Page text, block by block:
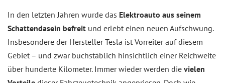
In den letzten Jahren wurde das Elektroauto aus seinem
Schattendasein befreit und erlebt einen neuen Aufschwung.
Insbesondere der Hersteller Tesla ist Vorreiter auf diesem
Gebiet – und zwar buchstäblich hinsichtlich einer Reichweite
über hunderte Kilometer. Immer wieder werden die vielen